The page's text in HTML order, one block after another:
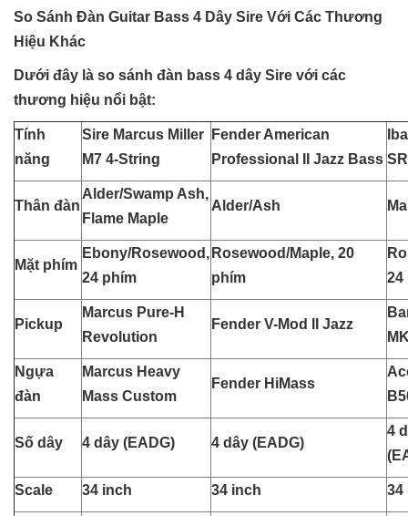
So Sánh Đàn Guitar Bass 4 Dây Sire Với Các Thương
Hiệu Khác
Dưới đây là so sánh đàn bass 4 dây Sire với các
thương hiệu nổi bật:
Tính
năng
Sire Marcus Miller
M7 4-String
Fender American
Professional II Jazz Bass
Thân đàn
Alder/Swamp Ash,
Flame Maple
Alder/Ash
Mặt phím
Ebony/Rosewood,
24 phím
Rosewood/Maple, 20
phím
24
Pickup
Marcus Pure-H
Revolution
Fender V-Mod II Jazz
Ngựa
đàn
Marcus Heavy
Mass Custom
Fender HiMass
Số dây 4 dây (EADG) 4 dây (EADG)
4
Scale 34 inch 34 inch 34